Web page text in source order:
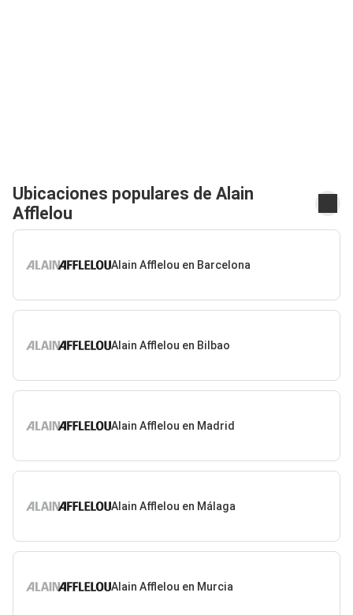
Ubicaciones populares de Alain
Afflelou
Alain Afflelou en Barcelona
Alain Afflelou en Bilbao
Alain Afflelou en Madrid
Alain Afflelou en Málaga
Alain Afflelou en Murcia